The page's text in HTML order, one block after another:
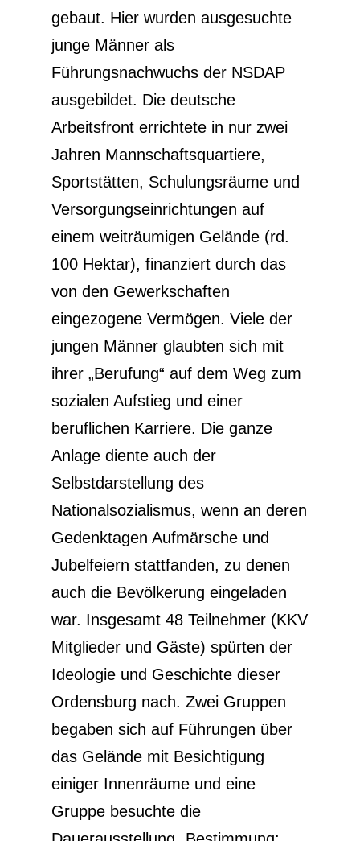
gebaut. Hier wurden ausgesuchte
junge Männer als
Führungsnachwuchs der NSDAP
ausgebildet. Die deutsche
Arbeitsfront errichtete in nur zwei
Jahren Mannschaftsquartiere,
Sportstätten, Schulungsräume und
Versorgungseinrichtungen auf
einem weiträumigen Gelände (rd.
100 Hektar), finanziert durch das
von den Gewerkschaften
eingezogene Vermögen. Viele der
jungen Männer glaubten sich mit
ihrer „Berufung“ auf dem Weg zum
sozialen Aufstieg und einer
beruflichen Karriere. Die ganze
Anlage diente auch der
Selbstdarstellung des
Nationalsozialismus, wenn an deren
Gedenktagen Aufmärsche und
Jubelfeiern stattfanden, zu denen
auch die Bevölkerung eingeladen
war. Insgesamt 48 Teilnehmer (KKV
Mitglieder und Gäste) spürten der
Ideologie und Geschichte dieser
Ordensburg nach. Zwei Gruppen
begaben sich auf Führungen über
das Gelände mit Besichtigung
einiger Innenräume und eine
Gruppe besuchte die